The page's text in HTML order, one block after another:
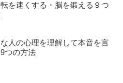
を速くする・脳を鍛える９つ
人の心理を理解して本音を言
つの方法